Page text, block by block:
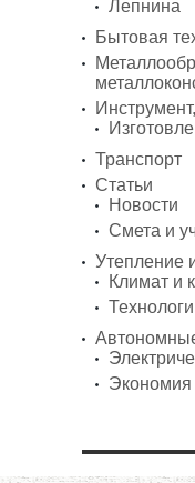
Лепнина
Бытовая
Транспорт
Статьи
Новости
Смета и
Утепление
Климат и
Экономия